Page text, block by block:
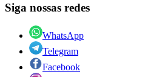
Siga nossas redes
WhatsApp
Telegram
Facebook